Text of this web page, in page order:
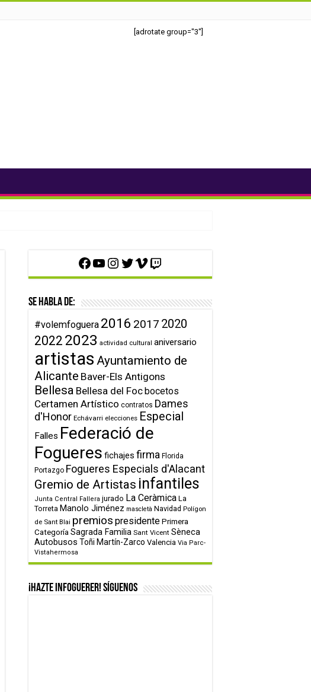
[adrotate group="3"]
Facebook
YouTube
Instagram
Twitter
VimeoTwitch
Se habla de:
#volemfoguera 2016 2017 2020
2022 2023 actividad cultural aniversario
artistas Ayuntamiento de
Alicante Baver-Els Antigons
Bellesa Bellesa del Focbocetos
Certamen Artístico contratos Dames
d'Honor Echávarri elecciones Especial
Falles Federació de
Fogueres fichajes firma Florida
Portazgo Fogueres Especials d'Alacant
Gremio de Artistas infantiles
Junta Central Fallera jurado La Ceràmica La
Torreta Manolo Jiménez mascletà Navidad Polígon
de Sant Blai premios presidentePrimera
Categoría Sagrada Familia Sant Vicent Sèneca
Autobusos Toñi Martín-Zarco Valencia Via Parc-
Vistahermosa
¡Hazte infoguerer! Síguenos